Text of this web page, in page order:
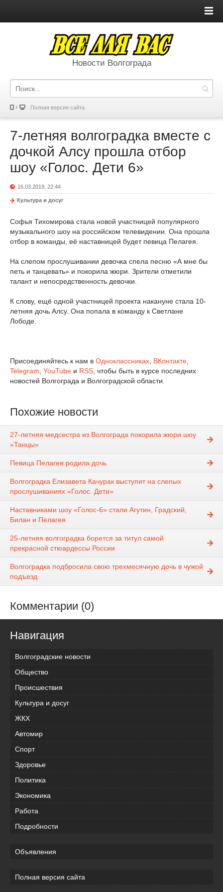
Новости Волгограда
Полная версия сайта
7-летняя волгоградка вместе с
дочкой Алсу прошла отбор
шоу «Голос. Дети 6»
16.03.2019, 22:44
Культура и досуг
Софья Тихомирова стала новой участницей популярного
музыкального шоу на российском телевидении. Она прошла
отбор в команды, её наставницей будет певица Пелагея.
На слепом прослушивании девочка спела песню «А мне бы
петь и танцевать» и покорила жюри. Зрители отметили
талант и непосредственность девочки.
К слову, ещё одной участницей проекта накануне стала 10-
летняя дочь Алсу. Она попала в команду к Светлане
Лободе.
Присоединяйтесь к нам в Одноклассниках ВКонтакте
Telegram YouTube и RSS , чтобы быть в курсе последних
новостей Волгограда и Волгоградской области.
Похожие новости
27-летняя медсестра из Волгограда покорила жюри шоу
«Танцы»
Певица Пелагея родила дочь
Волгоградка Елизавета Качурак выступит на слепых
прослушиваниях «Голос. Дети»
Наставниками шоу «Голос-6» стали Агутин, Градский,
Билан и Пелагея‍
25-летняя волгоградка борется за титул самой
прекрасной стюардессы России
Волгоградка подбросила свою трехмесячную дочь в чужой
подъезд
Комментарии (0)
Навигация
Волгоградские новости
Общество
Происшествия
Культура и досуг
ЖКХ
Автомир
Спорт
Здоровье
Политика
Экономика
Работа
Подробности
Объявления
Полная версия сайта